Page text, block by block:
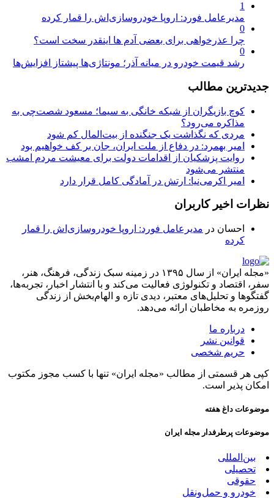
1
مدیرعامل فورد: اروپا خودروسازی‌اش را قمار کرده
0
چرا عذرخواهی برای بعضی آدم ها اینقدر سخت است؟
0
رشد قیمت خودرو در میانه آذر؛ مونتاژی‌ها پیشتاز افزایش‌ها
جدیدترین مطالب
کوچ بازیگران از شبکه خانگی به سیما؛ مسعود شصت‌چی به
مذاکره می‌رود؟
مردی که نگذاشت یک جنگنده از بیت‌المال کم شود
امیر بهمرد: در دفاع از ملت ایران، جان بر کف خواهیم بود
روایت پزشکیان از اقدامات دولت برای معیشت مردم امشب
منتشر می‌شود
امیر اکرمی‌نیا: ارتش در آمادگی کامل قرار دارد
نظرات اخیر کاربران
احسان در مدیرعامل فورد: اروپا خودروسازی‌اش را قمار
کرده
«مجله ایران» از سال ۱۳۹۵ در زمینه سبک زندگی، فرهنگ، هنر،
سفر، اقتصاد و تکنولوژی فعالیت می‌کند و با انتشار اخبار، تجربه‌ها،
گفتگوها و تحلیل‌های معتبر، دیدی تازه و الهام‌بخش از زندگی
روزمره به مخاطبان ارائه می‌دهد.
درباره ما
قوانین نشر
حریم شخصی
کپی هر قسمتی از مطالب «مجله ایران» تنها با کسب مجوز مکتوب
امکان پذیر است.
موضوعات داغ هفته
موضوعات پرطرفدار مجله ایران
بین‌المللی
تحصیلی
حقوقی
خودرو و حمل‌و‌نقل